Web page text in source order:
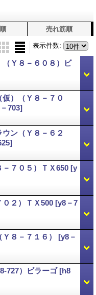
売れ筋順
表示件数:
Ｙ８－６０８）ビ
）（Ｙ８－７０
703]
ン（Ｙ８－６２
７０５）ＴＸ650 [y
２）ＴＸ500 [y8－7
８－７１６） [y8－
727）ビラーゴ[h8